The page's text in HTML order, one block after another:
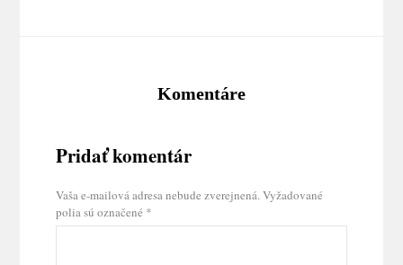
Komentáre
Pridať komentár
Vaša e-mailová adresa nebude zverejnená.Vyžadované
polia sú označené *